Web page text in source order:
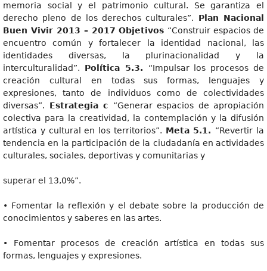
memoria social y el patrimonio cultural. Se garantiza el
derecho pleno de los derechos culturales”. Plan Nacional
Buen Vivir 2013 – 2017 Objetivos “Construir espacios de
encuentro común y fortalecer la identidad nacional, las
identidades diversas, la plurinacionalidad y la
interculturalidad”. Política 5.3. “Impulsar los procesos de
creación cultural en todas sus formas, lenguajes y
expresiones, tanto de individuos como de colectividades
diversas”. Estrategia c “Generar espacios de apropiación
colectiva para la creatividad, la contemplación y la difusión
artística y cultural en los territorios”. Meta 5.1. “Revertir la
tendencia en la participación de la ciudadanía en actividades
culturales, sociales, deportivas y comunitarias y
superar el 13,0%”.
• Fomentar la reflexión y el debate sobre la producción de
conocimientos y saberes en las artes.
• Fomentar procesos de creación artística en todas sus
formas, lenguajes y expresiones.